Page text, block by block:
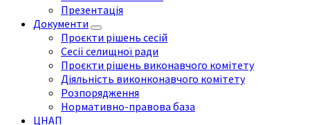
Презентація
Документи
Проєкти рішень сесій
Сесії селищної ради
Проєкти рішень виконавчого комітету
Діяльність виконконавчого комітету
Розпорядження
Нормативно-правова база
ЦНАП